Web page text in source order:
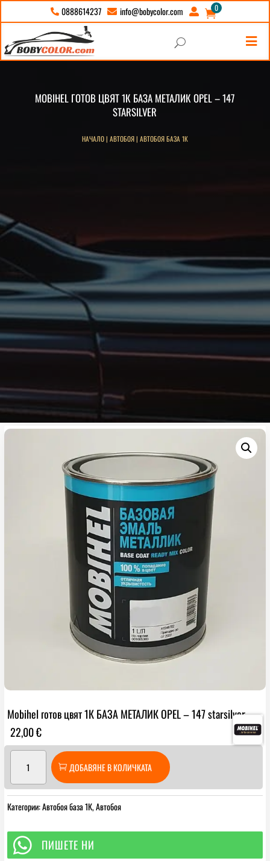
 0888614237  info@bobycolor.com  
0

U
MOBIHЕL ГОТОВ ЦВЯТ 1К БАЗА МЕТАЛИК OPEL – 147
STARSILVER
НАЧАЛО| АВТОБОЯ| АВТОБОЯ БАЗА 1К
Mobihеl готов цвят 1К БАЗА МЕТАЛИК OPEL – 147 starsilver
22,00€
Mobihеl
готов
цвят
БАЗА
МЕТАЛИК
ДОБАВЯНЕ В КОЛИЧКАТА
Категории:Автобоя база 1К,Автобоя
 ПИШЕТЕ НИ